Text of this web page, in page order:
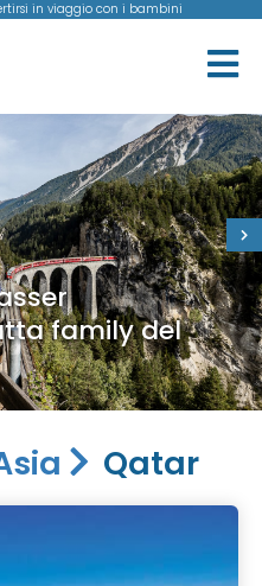
in viaggio con i bambini
family del
Qatar